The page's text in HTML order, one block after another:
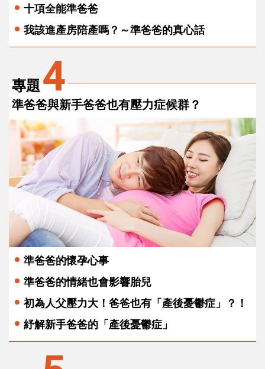
十項全能準爸爸
我該進產房陪產嗎？～準爸爸的真心話
專題4
準爸爸與新手爸爸也有壓力症候群？
準爸爸的懷孕心事
準爸爸的情緒也會影響胎兒
初為人父壓力大！爸爸也有「產後憂鬱症」？！
紓解新手爸爸的「產後憂鬱症」